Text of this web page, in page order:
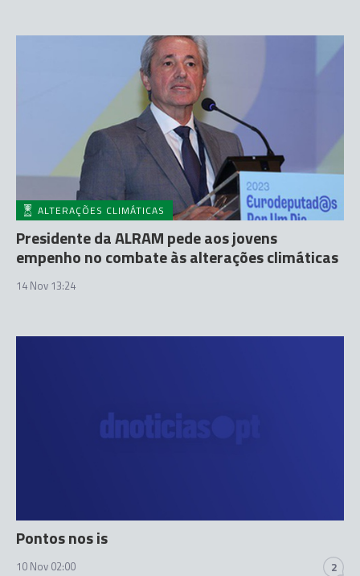
ALTERAÇÕES CLIMÁTICAS
Presidente da ALRAM pede aos jovens
empenho no combate às alterações climáticas
14 Nov 13:24
Pontos nos is
10 Nov 02:00 2